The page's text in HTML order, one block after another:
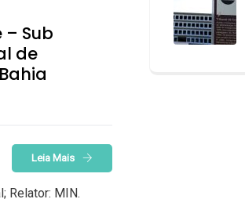
Sub
de
Leia Mais
Relator: MIN.